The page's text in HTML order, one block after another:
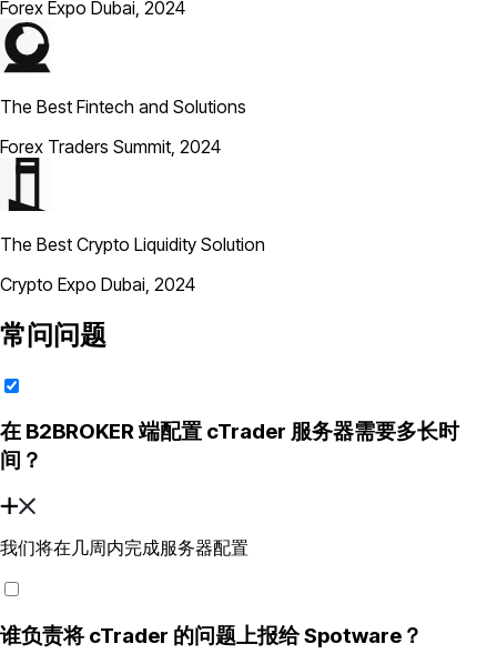
Forex Expo Dubai, 2024
The Best Fintech and Solutions
Forex Traders Summit, 2024
The Best Crypto Liquidity Solution
Crypto Expo Dubai, 2024
常问问题
在 B2BROKER 端配置 cTrader 服务器需要多长时
间？
我们将在几周内完成服务器配置
谁负责将 cTrader 的问题上报给 Spotware？